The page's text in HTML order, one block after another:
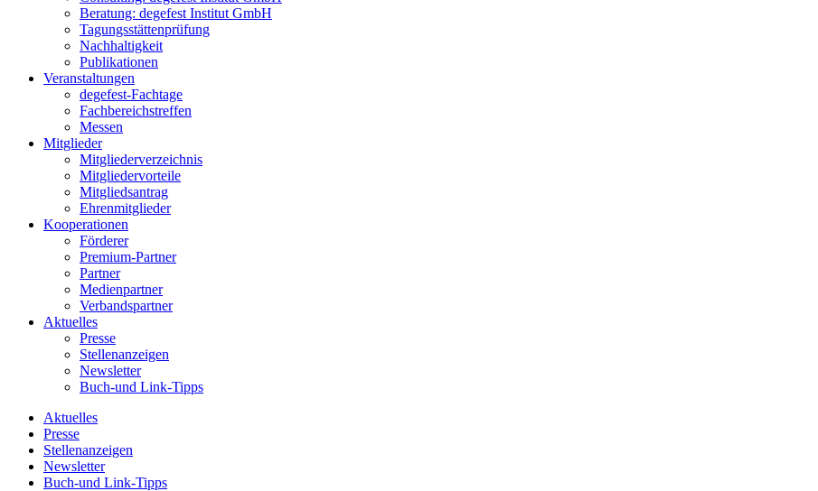
Beratung: degefest Institut GmbH
Tagungsstättenprüfung
Nachhaltigkeit
Publikationen
Veranstaltungen
degefest-Fachtage
Fachbereichstreffen
Messen
Mitglieder
Mitgliederverzeichnis
Mitgliedervorteile
Mitgliedsantrag
Ehrenmitglieder
Kooperationen
Förderer
Premium-Partner
Partner
Medienpartner
Verbandspartner
Aktuelles
Presse
Stellenanzeigen
Newsletter
Buch-und Link-Tipps
Aktuelles
Presse
Stellenanzeigen
Newsletter
Buch-und Link-Tipps